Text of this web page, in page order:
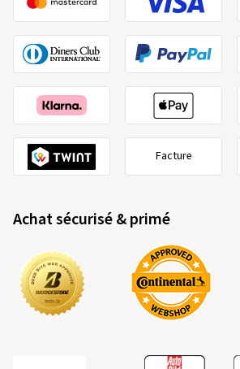
Facture
Achat sécurisé & primé